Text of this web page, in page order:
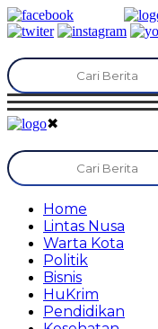
✖
Home
Lintas Nusa
Warta Kota
Politik
Bisnis
HuKrim
Pendidikan